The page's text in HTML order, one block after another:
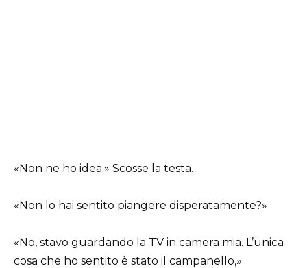
«Non ne ho idea.» Scosse la testa.
«Non lo hai sentito piangere disperatamente?»
«No, stavo guardando la TV in camera mia. L’unica
cosa che ho sentito è stato il campanello,»